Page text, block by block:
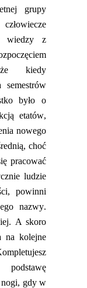
grupy
wiedzy z
kiedy
semestrów
było o
etatów,
nowego
choć
pracować
ludzie
powinni
nazwy.
A skoro
na kolejne
podstawę
nogi, gdy w